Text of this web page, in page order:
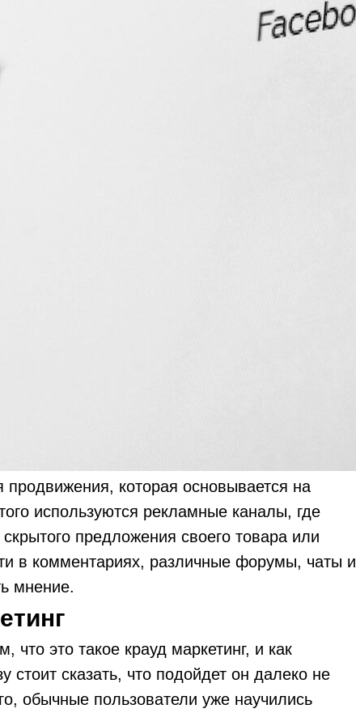
которая основывается на
используются рекламные каналы, где
предложения своего товара или
в комментариях, различные форумы, чаты и
мнение.
что это такое крауд маркетинг, и как
стоит сказать, что подойдет он далеко не
обычные пользователи уже научились